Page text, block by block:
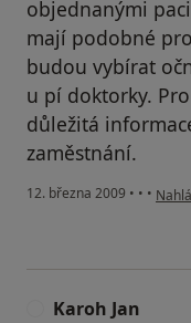
objednanými
mají podobné
budou vybírat
u pí doktorky.
důležitá
zaměstnání.
12. března 2009 • • •
Karoh Jan